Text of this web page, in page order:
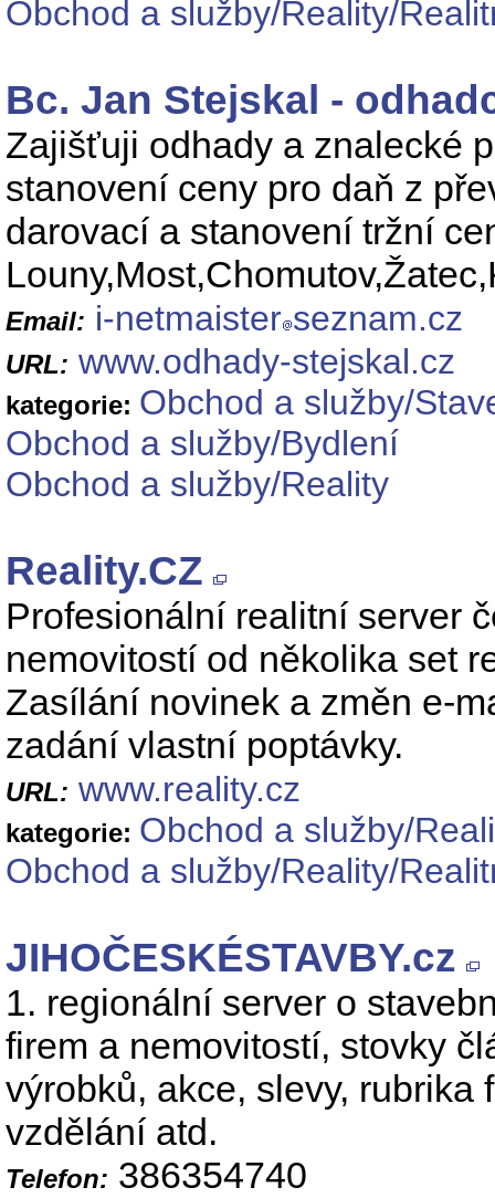
Obchod a služby/Reality/
Bc. Jan Stejskal -
Zajišťuji odhady a znalecké
stanovení ceny pro daň z
darovací a stanovení tržní
Email: i-netmaister seznam.cz
URL: www.odhady-stejskal.cz
kategorie: Obchod a služby/
Obchod a služby/Bydlení
Obchod a služby/Reality
Reality.CZ
Profesionální realitní server
nemovitostí od několika set
Zasílání novinek a změn e-
zadání vlastní poptávky.
URL: www.reality.cz
kategorie: Obchod a služby/
Obchod a služby/Reality/
JIHOČESKÉSTAVBY.cz
1. regionální server o
firem a nemovitostí, stovky
výrobků, akce, slevy, rubrika
vzdělání atd.
Telefon: 386354740